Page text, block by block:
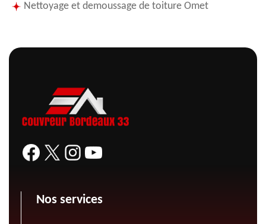
Nettoyage et demoussage de toiture Omet
Nos services